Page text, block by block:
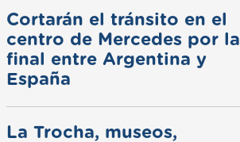
Cortarán el tránsito en el
centro de Mercedes por la
final entre Argentina y
España
La Trocha, museos,